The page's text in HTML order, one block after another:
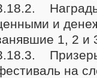
и
1, 2 и
Призеры
на